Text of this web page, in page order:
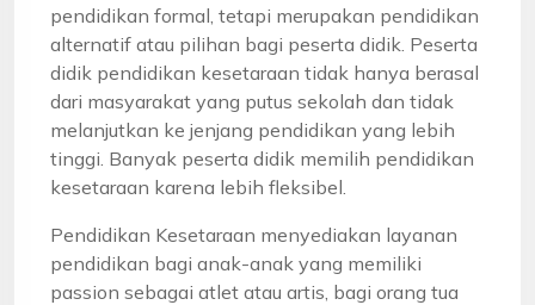
pendidikan formal, tetapi merupakan pendidikan
alternatif atau pilihan bagi peserta didik. Peserta
didik pendidikan kesetaraan tidak hanya berasal
dari masyarakat yang putus sekolah dan tidak
melanjutkan ke jenjang pendidikan yang lebih
tinggi. Banyak peserta didik memilih pendidikan
kesetaraan karena lebih fleksibel.
Pendidikan Kesetaraan menyediakan layanan
pendidikan bagi anak-anak yang memiliki
passion sebagai atlet atau artis, bagi orang tua